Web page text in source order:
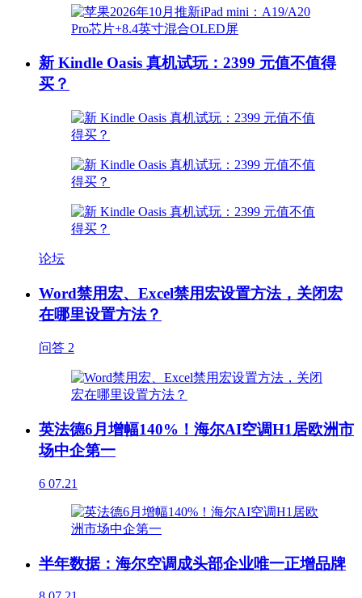
新 Kindle Oasis 真机试玩：2399 元值不值得
买？
论坛
Word禁用宏、Excel禁用宏设置方法，关闭宏
在哪里设置方法？
问答 2
英法德6月增幅140%！海尔AI空调H1居欧洲市
场中企第一
6 07.21
半年数据：海尔空调成头部企业唯一正增品牌